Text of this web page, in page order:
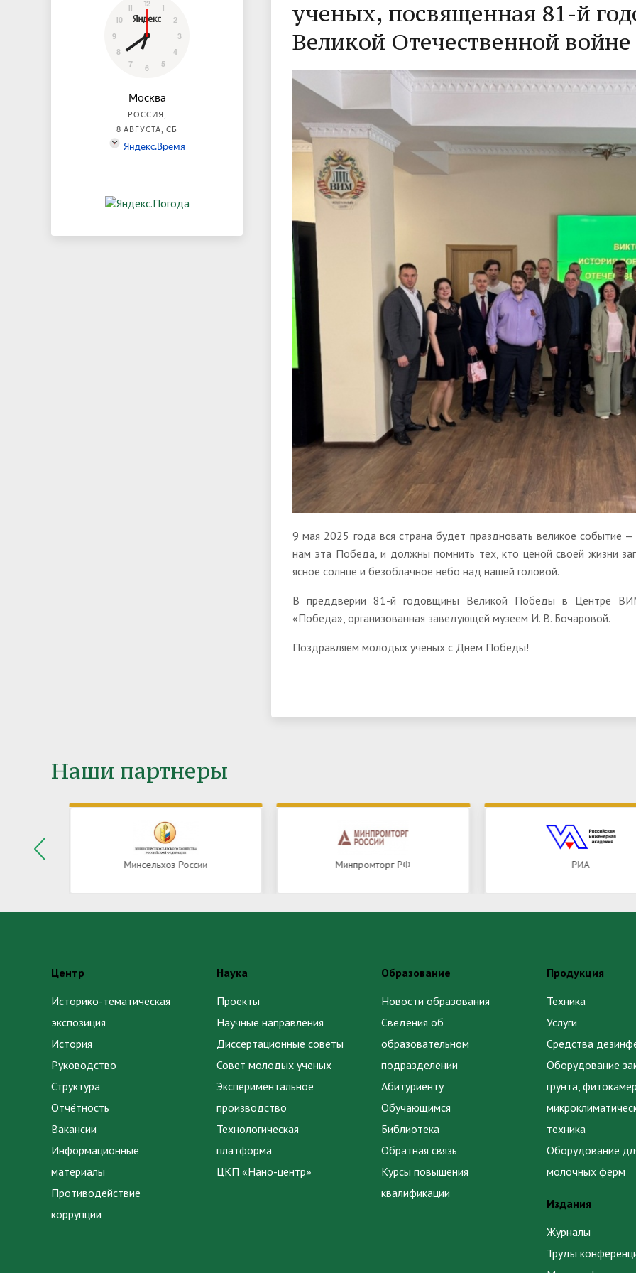
ученых, посвященная 81-й
Великой Отечественной войне
9 мая 2025 года вся страна будет праздновать великое
нам эта Победа, и должны помнить тех, кто ценой своей жизни
ясное солнце и безоблачное небо над нашей головой.
В преддверии 81-й годовщины Великой Победы в Центре
«Победа», организованная заведующей музеем И. В. Бочаровой.
Поздравляем молодых ученых с Днем Победы!
Наши партнеры
Минпромторг РФ РИА РФФИ
Центр
Историко-тематическая
экспозиция
История
Руководство
Структура
Отчётность
Вакансии
Информационные
материалы
Противодействие
коррупции
Наука
Проекты
Научные направления
Диссертационные советы
Совет молодых ученых
Экспериментальное
производство
Технологическая
платформа
ЦКП «Нано-центр»
Образование
Новости образования
Сведения об
образовательном
подразделении
Абитуриенту
Обучающимся
Библиотека
Обратная связь
Курсы повышения
квалификации
Продукция
Техника
Услуги
Средства
Оборудование
грунта,
техника
Оборудование
молочных ферм
Издания
Журналы
Труды